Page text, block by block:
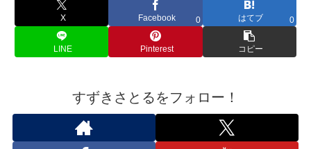
X Facebook 0 はてブ 0
LINE Pinterest コピー
すずきさとるをフォロー！